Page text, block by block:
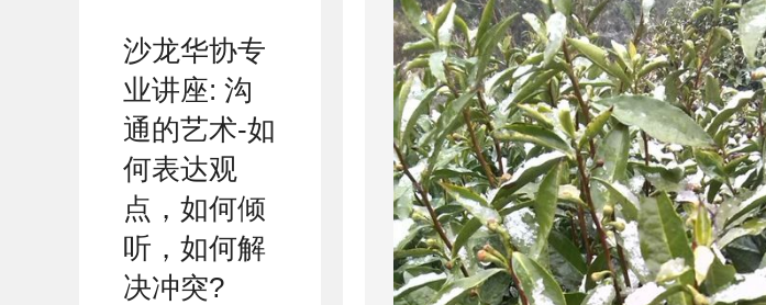
沙龙华协专
业讲座: 沟
通的艺术-如
何表达观
点，如何倾
听，如何解
决冲突?